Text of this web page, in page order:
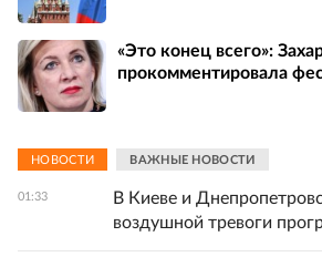
«Это конец всего»:
прокомментировала
НОВОСТИ ВАЖНЫЕ НОВОСТИ
01:33
В Киеве и
воздушной тревоги